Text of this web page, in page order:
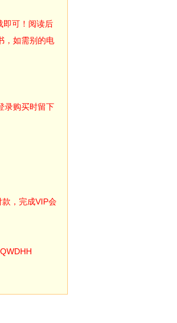
即可！阅读后
，如需别的电
录购买时留下
款，完成VIP会